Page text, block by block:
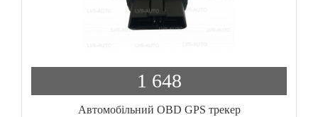
1 648
Автомобільний OBD GPS трекер